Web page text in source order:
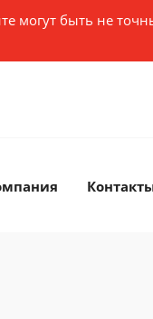
могут быть не